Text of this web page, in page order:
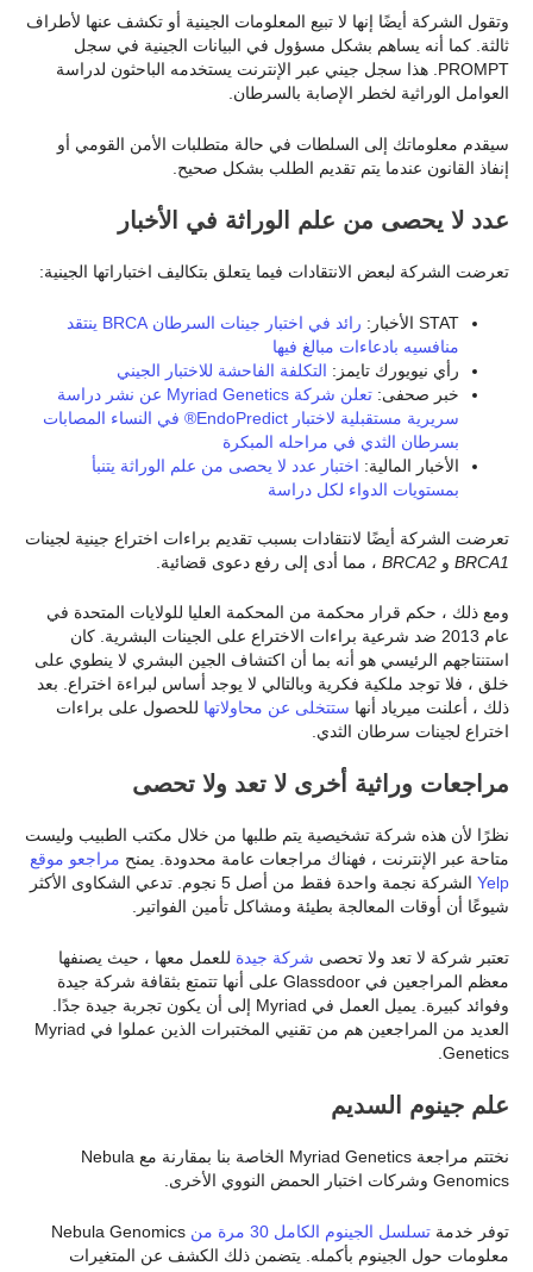
وتقول الشركة أيضًا إنها لا تبيع المعلومات الجينية أو تكشف عنها لأطراف
ثالثة. كما أنه يساهم بشكل مسؤول في البيانات الجينية في سجل
PROMPT. هذا سجل جيني عبر الإنترنت يستخدمه الباحثون لدراسة
العوامل الوراثية لخطر الإصابة بالسرطان.
سيقدم معلوماتك إلى السلطات في حالة متطلبات الأمن القومي أو
إنفاذ القانون عندما يتم تقديم الطلب بشكل صحيح.
عدد لا يحصى من علم الوراثة في الأخبار
تعرضت الشركة لبعض الانتقادات فيما يتعلق بتكاليف اختباراتها الجينية:
STAT الأخبار:
رائد في اختبار جينات السرطان BRCA ينتقد
منافسيه بادعاءات مبالغ فيها
رأي نيويورك تايمز: التكلفة الفاحشة للاختبار الجيني
خبر صحفى:
تعلن شركة Myriad Genetics عن نشر دراسة
سريرية مستقبلية لاختبار EndoPredict® في النساء المصابات
بسرطان الثدي في مراحله المبكرة
الأخبار المالية: اختبار عدد لا يحصى من علم الوراثة يتنبأ
بمستويات الدواء لكل دراسة
تعرضت الشركة أيضًا لانتقادات بسبب تقديم براءات اختراع جينية لجينات
BRCA1 و BRCA2 ، مما أدى إلى رفع دعوى قضائية.
ومع ذلك ، حكم قرار محكمة من المحكمة العليا للولايات المتحدة في
عام 2013 ضد شرعية براءات الاختراع على الجينات البشرية. كان
استنتاجهم الرئيسي هو أنه بما أن اكتشاف الجين البشري لا ينطوي على
خلق ، فلا توجد ملكية فكرية وبالتالي لا يوجد أساس لبراءة اختراع. بعد
ذلك ، أعلنت ميرياد أنها ستتخلى عن محاولاتها للحصول على براءات
اختراع لجينات سرطان الثدي.
مراجعات وراثية أخرى لا تعد ولا تحصى
نظرًا لأن هذه شركة تشخيصية يتم طلبها من خلال مكتب الطبيب وليست
متاحة عبر الإنترنت ، فهناك مراجعات عامة محدودة. يمنح مراجعو موقع
Yelp
الشركة نجمة واحدة فقط من أصل 5 نجوم. تدعي الشكاوى الأكثر
شيوعًا أن أوقات المعالجة بطيئة ومشاكل تأمين الفواتير.
تعتبر شركة لا تعد ولا تحصى شركة جيدة للعمل معها ، حيث يصنفها
معظم المراجعين في Glassdoor على أنها تتمتع بثقافة شركة جيدة
وفوائد كبيرة. يميل العمل في Myriad إلى أن يكون تجربة جيدة جدًا.
العديد من المراجعين هم من تقنيي المختبرات الذين عملوا في Myriad
Genetics.
علم جينوم السديم
نختتم مراجعة Myriad Genetics الخاصة بنا بمقارنة مع Nebula
Genomics وشركات اختبار الحمض النووي الأخرى.
توفر خدمة تسلسل الجينوم الكامل 30 مرة من
Nebula Genomics
معلومات حول الجينوم بأكمله. يتضمن ذلك الكشف عن المتغيرات